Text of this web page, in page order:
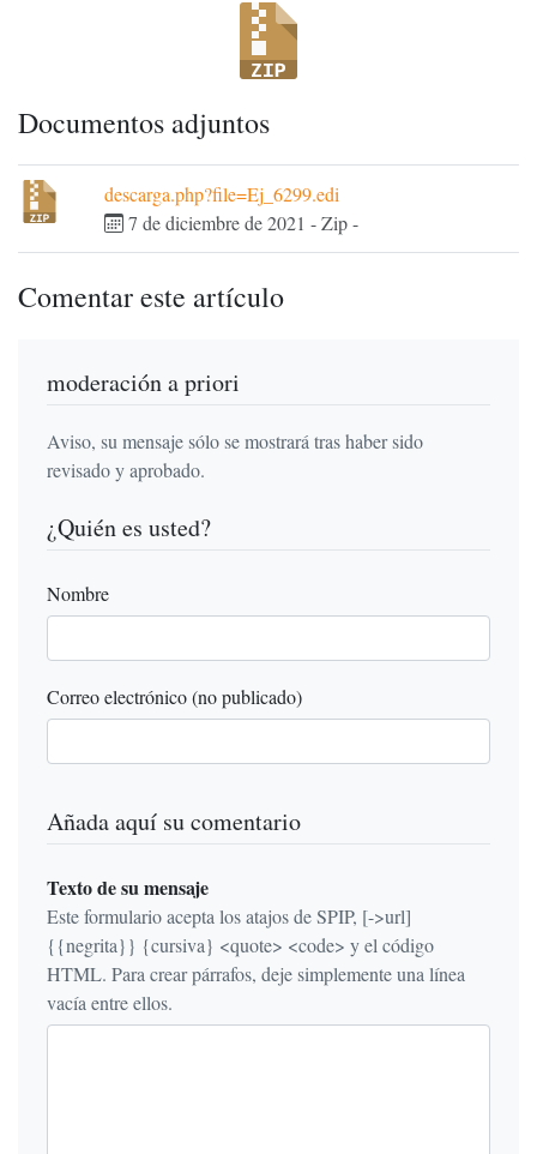
Documentos adjuntos
descarga.php?file=Ej_6299.edi
7 de diciembre de 2021 -Zip-
Comentar este artículo
moderación a priori
Aviso, su mensaje sólo se mostrará tras haber sido
revisado y aprobado.
¿Quién es usted?
Nombre
Correo electrónico (no publicado)
Añada aquí su comentario
Texto de su mensaje
Este formulario acepta los atajos de SPIP, [->url]
{{negrita}} {cursiva} <quote> <code> y el código
HTML. Para crear párrafos, deje simplemente una línea
vacía entre ellos.